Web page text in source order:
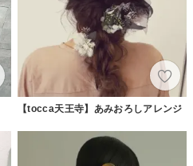
【tocca天王寺】あみおろしアレンジ